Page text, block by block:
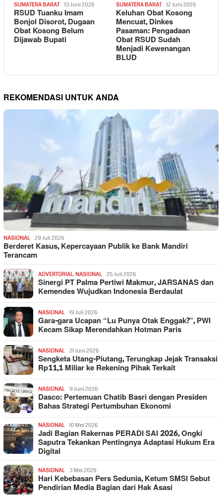
SUMATERA BARAT 13 Juni 2026
RSUD Tuanku Imam
Bonjol Disorot, Dugaan
Obat Kosong Belum
Dijawab Bupati
SUMATERA BARAT 12 Juni 2026
Keluhan Obat Kosong
Mencuat, Dinkes
Pasaman: Pengadaan
Obat RSUD Sudah
Menjadi Kewenangan
BLUD
REKOMENDASI UNTUK ANDA
NASIONAL 29 Juli 2026
Berderet Kasus, Kepercayaan Publik ke Bank Mandiri
Terancam
ADVERTORIAL, NASIONAL 25 Juli 2026
Sinergi PT Palma Pertiwi Makmur, JARSANAS dan
Kemendes Wujudkan Indonesia Berdaulat
NASIONAL 19 Juli 2026
Gara-gara Ucapan “Lu Punya Otak Enggak?”, PWI
Kecam Sikap Merendahkan Hotman Paris
NASIONAL 21 Juni 2026
Sengketa Utang-Piutang, Terungkap Jejak Transaksi
Rp11,1 Miliar ke Rekening Pihak Terkait
NASIONAL 9 Juni 2026
Dasco: Pertemuan Chatib Basri dengan Presiden
Bahas Strategi Pertumbuhan Ekonomi
NASIONAL 10 Mei 2026
Jadi Bagian Rakernas PERADI SAI 2026, Ongki
Saputra Tekankan Pentingnya Adaptasi Hukum Era
Digital
NASIONAL 3 Mei 2026
Hari Kebebasan Pers Sedunia, Ketum SMSI Sebut
Pendirian Media Bagian dari Hak Asasi